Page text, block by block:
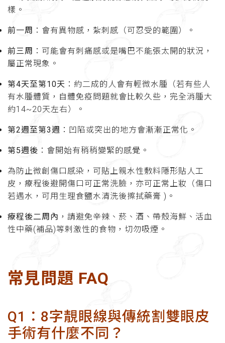
樣。
前一周 ：會有異物感，紮刺感（可忍受的範圍）。
前三周 ：可能會有刺痛感或是嘴巴不能張太開的狀況，
屬正常現象。
第4天至第10天 ：約二成的人會有輕微水腫（若有些人
有水腫體質，自體免疫問題就會比較久些，完全消腫大
約14~20天左右）。
第2週至第3週 ：凹陷或突出的地方會漸漸正常化。
第5週後 ：會開始有稍稍變緊的感覺。
為防止微創傷口感染，可貼上親水性敷料隱形貼人工
皮，療程後避開傷口可正常洗臉，亦可正常上妝（傷口
若遇水，可用生理食鹽水清洗後擦拭藥膏 )。
療程後二周內 ，請避免辛辣、菸、酒、帶殼海鮮、活血
性中藥(補品)等剌激性的食物，切勿吸煙。
常見問題 FAQ
Q1：8字靚眼線與傳統割雙眼皮
手術有什麼不同？